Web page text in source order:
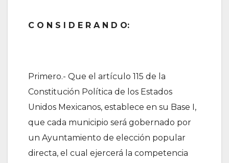
C O N S I D E R A N D O:
Primero.- Que el artículo 115 de la
Constitución Política de los Estados
Unidos Mexicanos, establece en su Base I,
que cada municipio será gobernado por
un Ayuntamiento de elección popular
directa, el cual ejercerá la competencia